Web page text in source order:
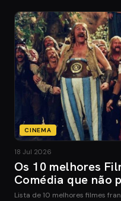
CINEMA
18 Jul 2026
Os 10 melhores
Comédia que não
Lista de 10 melhores filmes